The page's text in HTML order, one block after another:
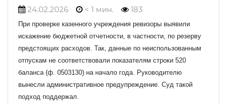
24.02.2026 < 1 мин. 183
При проверке казенного учреждения ревизоры выявили
искажение бюджетной отчетности, в частности, по резерву
предстоящих расходов. Так, данные по неиспользованным
отпускам не соответствовали показателям строки 520
баланса (ф. 0503130) на начало года. Руководителю
вынесли административное предупреждение. Суд такой
подход поддержал.